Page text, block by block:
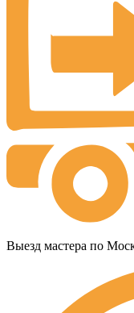
Выезд мастера по